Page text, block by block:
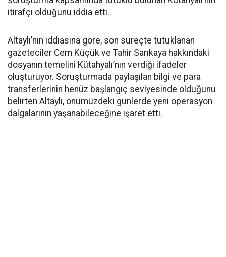
itirafçı olduğunu iddia etti.
Altaylı’nın iddiasına göre, son süreçte tutuklanan
gazeteciler Cem Küçük ve Tahir Sarıkaya hakkındaki
dosyanın temelini Kütahyalı’nın verdiği ifadeler
oluşturuyor. Soruşturmada paylaşılan bilgi ve para
transferlerinin henüz başlangıç seviyesinde olduğunu
belirten Altaylı, önümüzdeki günlerde yeni operasyon
dalgalarının yaşanabileceğine işaret etti.